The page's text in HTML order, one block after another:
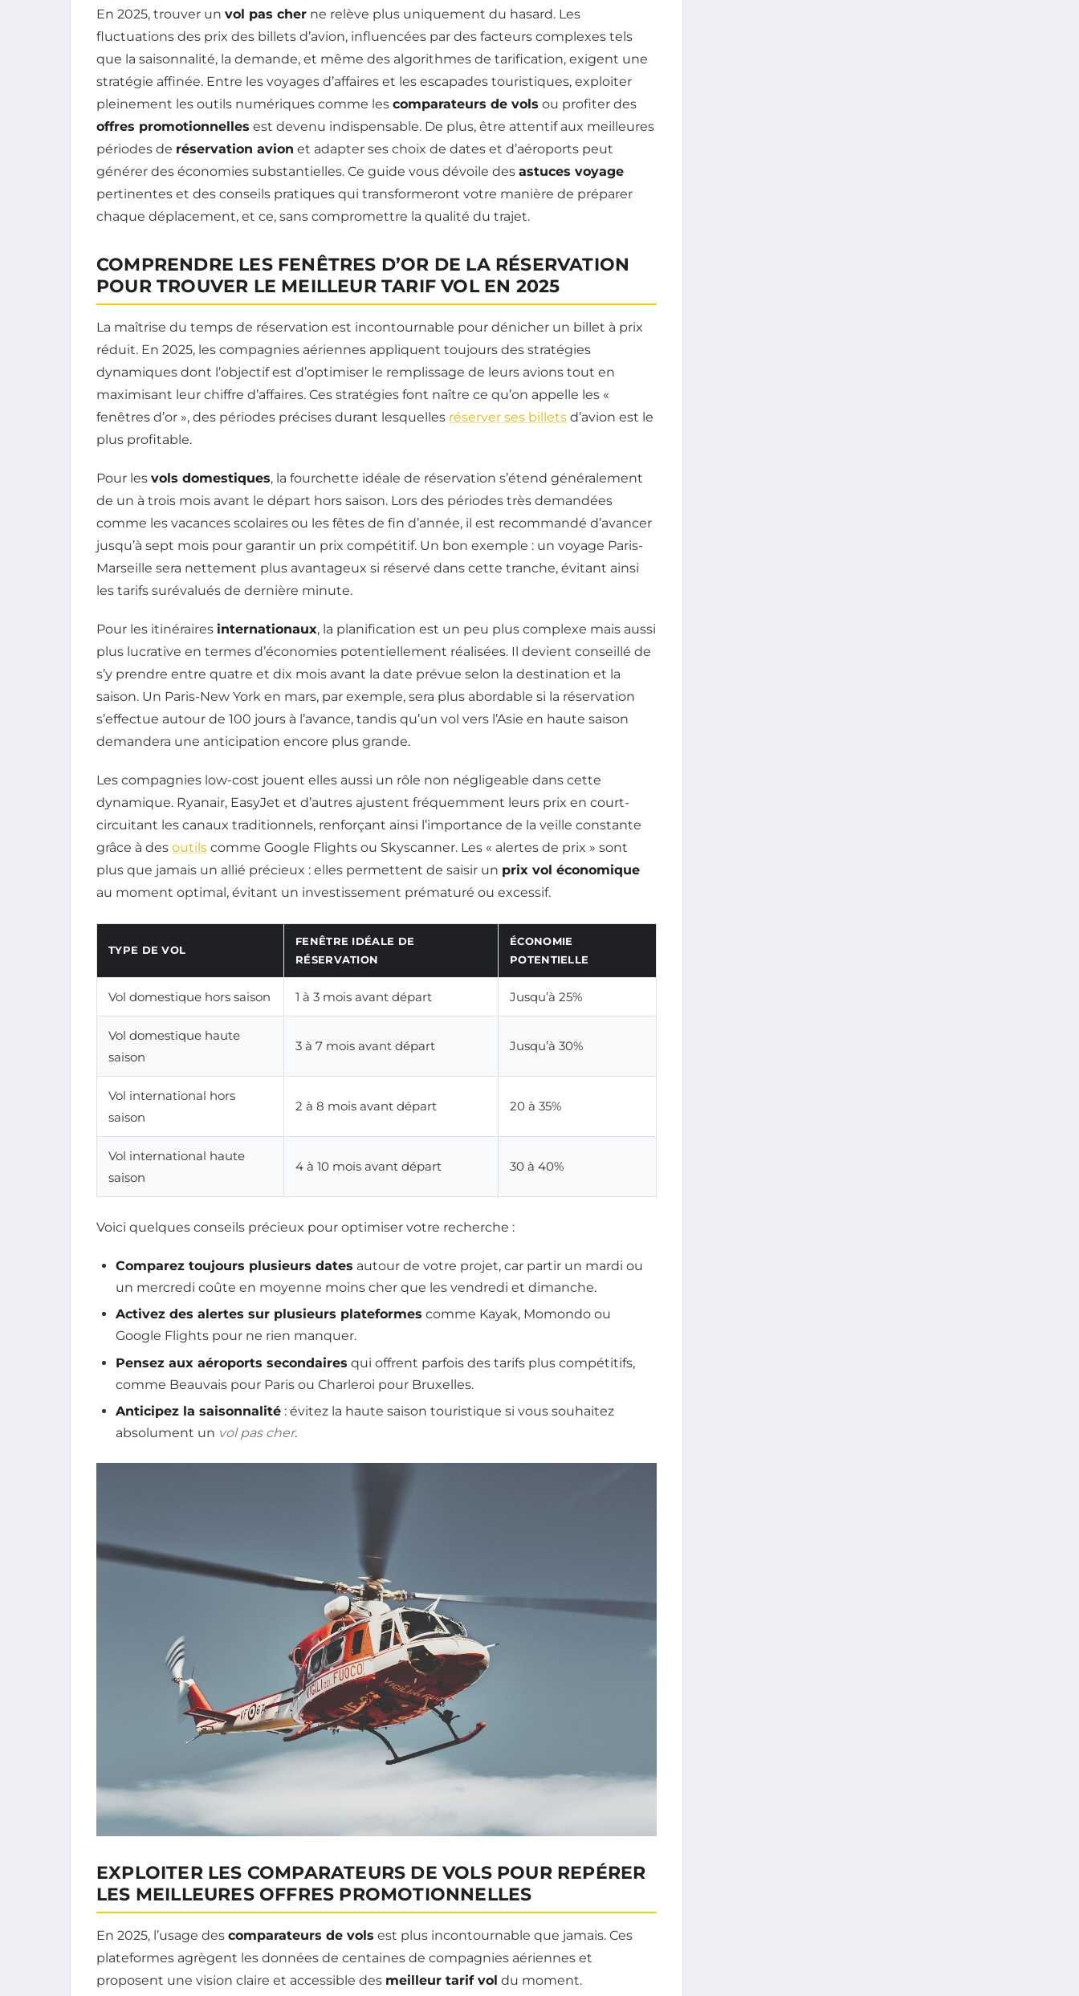
En 2025, trouver un vol pas cher ne relève plus uniquement du hasard. Les
fluctuations des prix des billets d’avion, influencées par des facteurs complexes tels
que la saisonnalité, la demande, et même des algorithmes de tarification, exigent une
stratégie affinée. Entre les voyages d’affaires et les escapades touristiques, exploiter
pleinement les outils numériques comme les comparateurs de vols ou profiter des
offres promotionnelles est devenu indispensable. De plus, être attentif aux meilleures
périodes de réservation avion et adapter ses choix de dates et d’aéroports peut
générer des économies substantielles. Ce guide vous dévoile des astuces voyage
pertinentes et des conseils pratiques qui transformeront votre manière de préparer
chaque déplacement, et ce, sans compromettre la qualité du trajet.
COMPRENDRE LES FENÊTRES D’OR DE LA RÉSERVATION
POUR TROUVER LE MEILLEUR TARIF VOL EN 2025
La maîtrise du temps de réservation est incontournable pour dénicher un billet à prix
réduit. En 2025, les compagnies aériennes appliquent toujours des stratégies
dynamiques dont l’objectif est d’optimiser le remplissage de leurs avions tout en
maximisant leur chiffre d’affaires. Ces stratégies font naître ce qu’on appelle les «
fenêtres d’or », des périodes précises durant lesquelles réserver ses billets d’avion est le
plus profitable.
Pour les vols domestiques, la fourchette idéale de réservation s’étend généralement
de un à trois mois avant le départ hors saison. Lors des périodes très demandées
comme les vacances scolaires ou les fêtes de fin d’année, il est recommandé d’avancer
jusqu’à sept mois pour garantir un prix compétitif. Un bon exemple : un voyage Paris-
Marseille sera nettement plus avantageux si réservé dans cette tranche, évitant ainsi
les tarifs surévalués de dernière minute.
Pour les itinéraires internationaux, la planification est un peu plus complexe mais aussi
plus lucrative en termes d’économies potentiellement réalisées. Il devient conseillé de
s’y prendre entre quatre et dix mois avant la date prévue selon la destination et la
saison. Un Paris-New York en mars, par exemple, sera plus abordable si la réservation
s’effectue autour de 100 jours à l’avance, tandis qu’un vol vers l’Asie en haute saison
demandera une anticipation encore plus grande.
Les compagnies low-cost jouent elles aussi un rôle non négligeable dans cette
dynamique. Ryanair, EasyJet et d’autres ajustent fréquemment leurs prix en court-
circuitant les canaux traditionnels, renforçant ainsi l’importance de la veille constante
grâce à des outils comme Google Flights ou Skyscanner. Les « alertes de prix » sont
plus que jamais un allié précieux : elles permettent de saisir un prix vol économique
au moment optimal, évitant un investissement prématuré ou excessif.
TYPE DE VOL
FENÊTRE IDÉALE DE
RÉSERVATION
ÉCONOMIE
POTENTIELLE
Vol domestique hors saison 1 à 3 mois avant départ Jusqu’à 25%
Vol domestique haute
saison
3 à 7 mois avant départ Jusqu’à 30%
Vol international hors
saison
2 à 8 mois avant départ 20 à 35%
Vol international haute
saison
4 à 10 mois avant départ 30 à 40%
Voici quelques conseils précieux pour optimiser votre recherche :
Comparez toujours plusieurs dates autour de votre projet, car partir un mardi ou
un mercredi coûte en moyenne moins cher que les vendredi et dimanche.
Activez des alertes sur plusieurs plateformes comme Kayak, Momondo ou
Google Flights pour ne rien manquer.
Pensez aux aéroports secondaires qui offrent parfois des tarifs plus compétitifs,
comme Beauvais pour Paris ou Charleroi pour Bruxelles.
Anticipez la saisonnalité : évitez la haute saison touristique si vous souhaitez
absolument un vol pas cher.
EXPLOITER LES COMPARATEURS DE VOLS POUR REPÉRER
LES MEILLEURES OFFRES PROMOTIONNELLES
En 2025, l’usage des comparateurs de vols est plus incontournable que jamais. Ces
plateformes agrègent les données de centaines de compagnies aériennes et
proposent une vision claire et accessible des meilleur tarif vol du moment.